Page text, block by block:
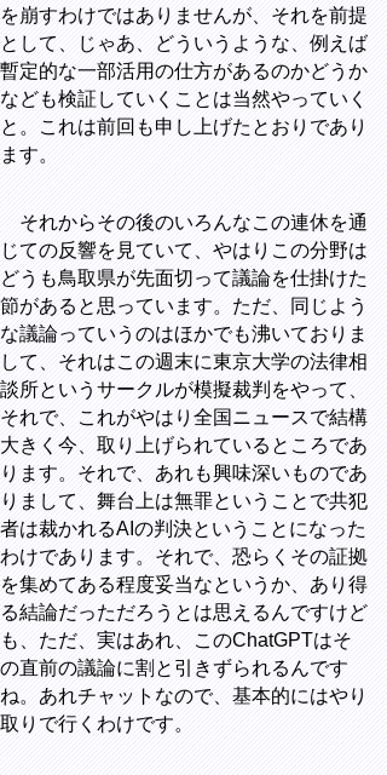
を崩すわけではありませんが、それを前提
として、じゃあ、どういうような、例えば
暫定的な一部活用の仕方があるのかどうか
なども検証していくことは当然やっていく
と。これは前回も申し上げたとおりであり
ます。
それからその後のいろんなこの連休を通
じての反響を見ていて、やはりこの分野は
どうも鳥取県が先面切って議論を仕掛けた
節があると思っています。ただ、同じよう
な議論っていうのはほかでも沸いておりま
して、それはこの週末に東京大学の法律相
談所というサークルが模擬裁判をやって、
それで、これがやはり全国ニュースで結構
大きく今、取り上げられているところであ
ります。それで、あれも興味深いものであ
りまして、舞台上は無罪ということで共犯
者は裁かれるAIの判決ということになった
わけであります。それで、恐らくその証拠
を集めてある程度妥当なというか、あり得
る結論だっただろうとは思えるんですけど
も、ただ、実はあれ、このChatGPTはそ
の直前の議論に割と引きずられるんです
ね。あれチャットなので、基本的にはやり
取りで行くわけです。